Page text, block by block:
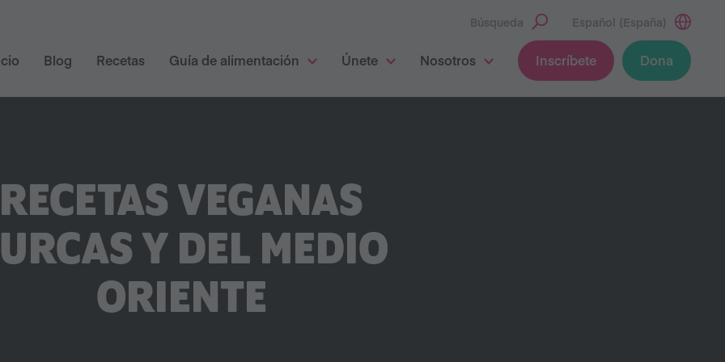
Búsqueda Español (España)
Blog Recetas Guía de alimentación Únete Nosotros Inscríbete Dona
RECETAS VEGANAS
Y DEL MEDIO
ORIENTE